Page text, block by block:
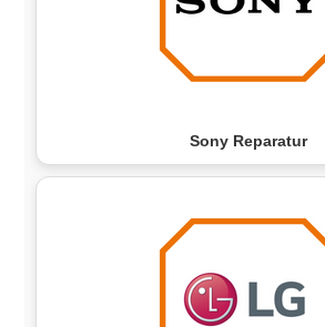
Sony Reparatur